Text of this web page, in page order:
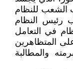
الشعب للنظام
رئيس النظام
في التعامل
المتظاهرين
والمطالبة